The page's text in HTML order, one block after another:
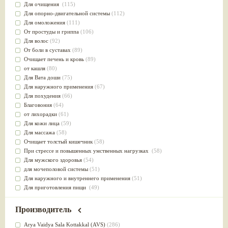
Для очищения (115)
Для опорно-двигательной системы (112)
Для омоложения (111)
От простуды и гриппа (106)
Для волос (92)
От боли в суставах (89)
Очищает печень и кровь (89)
от кашля (80)
Для Вата доши (75)
Для наружного применения (67)
Для похудения (66)
Благовония (64)
от лихорадки (61)
Для кожи лица (59)
Для массажа (58)
Очищает толстый кишечник (58)
При стрессе и повышенных умственных нагрузках (58)
Для мужского здоровья (54)
для мочеполовой системы (51)
Для наружного и внутреннего применения (51)
Для приготовления пищи (49)
от инфекций мочеполовой системы(49)
для суставов
Лечит опухоли и отеки(46)
Производитель
Arya Vaidya Sala Kottakkal (AVS) (286)